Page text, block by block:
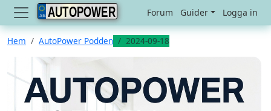
AUTOPOWER Forum Guider Logga in
Hem AutoPower Podden 2024-09-18